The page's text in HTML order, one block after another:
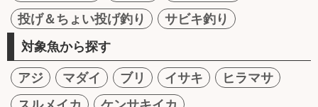
投げ＆ちょい投げ釣り
サビキ釣り
対象魚から探す
アジ マダイ ブリ イサキ
ヒラマサ